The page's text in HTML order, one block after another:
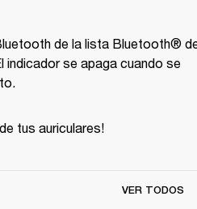
de la lista Bluetooth®
indicador se apaga cuando se
tus auriculares!
VER TODOS